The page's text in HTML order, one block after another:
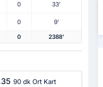
0
33'
0 9'
0 2388'
90 dk Ort Kart